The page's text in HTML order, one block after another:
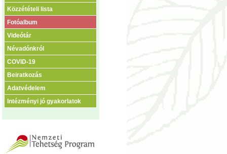
Közzétételi lista
Fotóalbum
Videótár
Névadónkról
COVID-19
Beiratkozás
Adatvédelem
Intézményi jó gyakorlatok